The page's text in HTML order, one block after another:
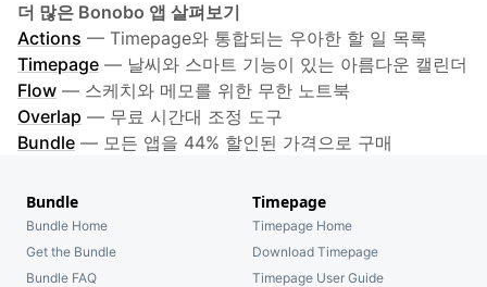
더 많은 Bonobo 앱 살펴보기
Actions —Timepage와 통합되는 우아한 할 일 목록
Timepage — 날씨와 스마트 기능이 있는 아름다운 캘린더
Flow — 스케치와 메모를 위한 무한 노트북
Overlap — 무료 시간대 조정 도구
Bundle — 모든 앱을 44% 할인된 가격으로 구매
Bundle
Bundle Home
Get the Bundle
Bundle FAQ
Timepage
Timepage Home
Download Timepage
Timepage User Guide